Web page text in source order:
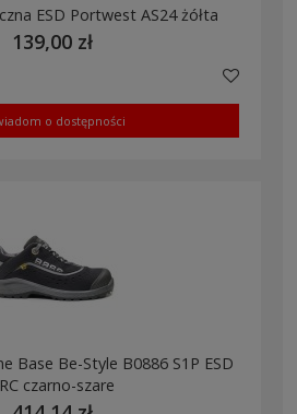
ESD Portwest AS24 żółta
139,00 zł
o dostępności
Base Be-Style B0886 S1P ESD
czarno-szare